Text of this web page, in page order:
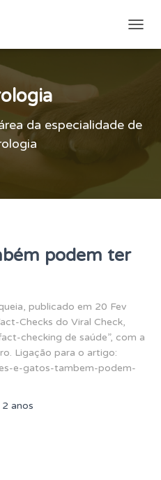
da especialidade de
podem ter
publicado em 20 Fev
Checks do Viral Check,
checking de saúde”, com a
Ligação para o artigo:
e-gatos-tambem-podem-
2 anos